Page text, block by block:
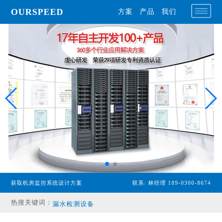
OURSPEED 方案 产品 我们
获取机房监控系统设计方案 联系: 林经理 189-0300-8674
热搜关键词：
专业型主机
漏水检测设备